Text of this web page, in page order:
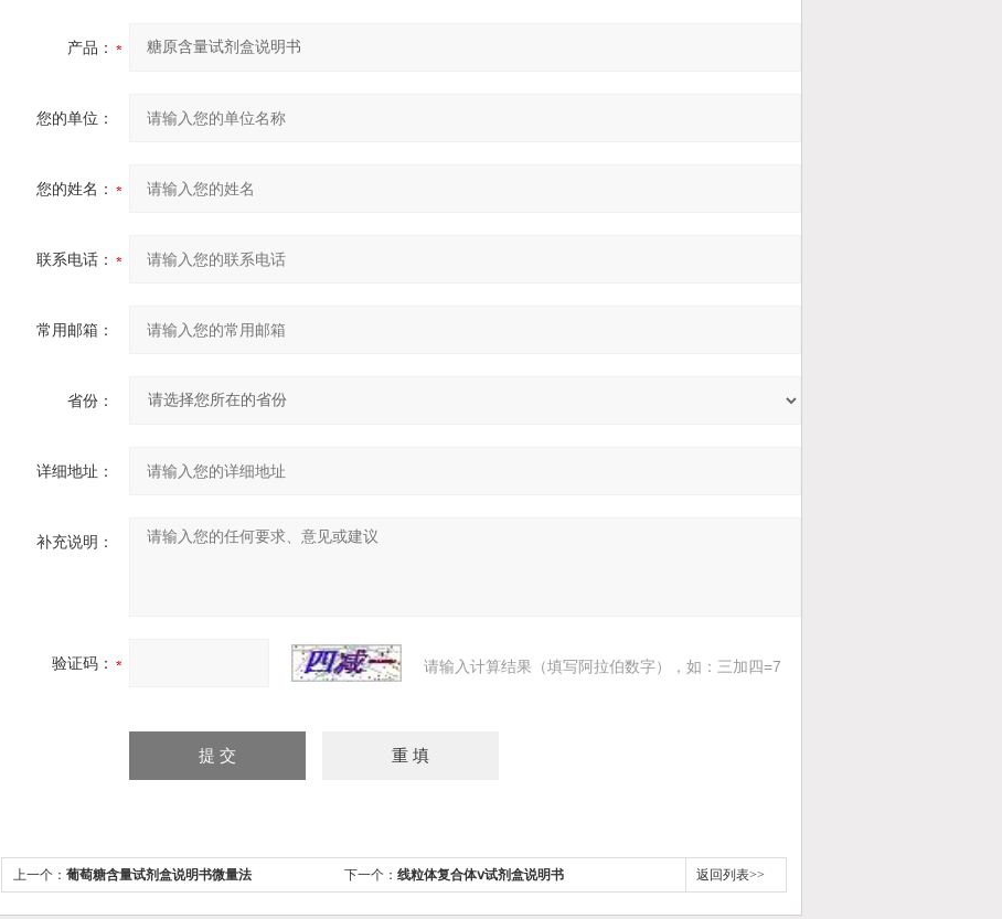
产品：
您的单位：
您的姓名：
联系电话：
常用邮箱：
省份：
详细地址：
补充说明：
验证码： 请输入计算结果（填写阿拉伯数字），如：三加四=7
上一个： 葡萄糖含量试剂盒说明书微量法 下一个： 线粒体复合体ⅴ试剂盒说明书 返回列表>>